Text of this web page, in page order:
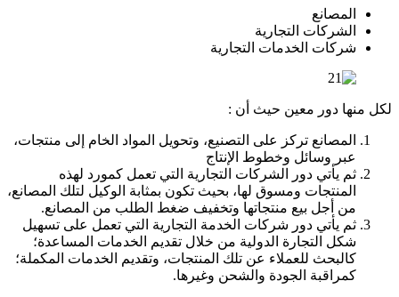
المصانع
الشركات التجارية
شركات الخدمات التجارية
لكل منها دور معين حيث أن :
المصانع تركز على التصنيع، وتحويل المواد الخام إلى منتجات،
عبر وسائل وخطوط الإنتاج
ثم يأتي دور الشركات التجارية التي تعمل كمورد لهذه
المنتجات ومسوق لها، بحيث تكون بمثابة الوكيل لتلك المصانع،
من أجل بيع منتجاتها وتخفيف ضغط الطلب من المصانع.
ثم يأتي دور شركات الخدمة التجارية التي تعمل على تسهيل
شكل التجارة الدولية من خلال تقديم الخدمات المساعدة؛
كالبحث للعملاء عن تلك المنتجات، وتقديم الخدمات المكملة؛
كمراقبة الجودة والشحن وغيرها.